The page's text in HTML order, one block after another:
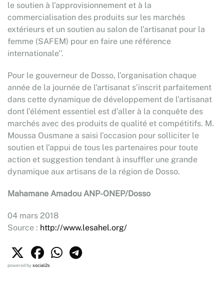
le soutien à l’approvisionnement et à la
commercialisation des produits sur les marchés
extérieurs et un soutien au salon de l’artisanat pour la
femme (SAFEM) pour en faire une référence
internationale’’.
Pour le gouverneur de Dosso, l’organisation chaque
année de la journée de l’artisanat s’inscrit parfaitement
dans cette dynamique de développement de l’artisanat
dont l’élément essentiel est d’aller à la conquête des
marchés avec des produits de qualité et compétitifs. M.
Moussa Ousmane a saisi l’occasion pour solliciter le
soutien et l’appui de tous les partenaires pour toute
action et suggestion tendant à insuffler une grande
dynamique aux artisans de la région de Dosso.
Mahamane Amadou ANP-ONEP/Dosso
04 mars 2018
Source : http://www.lesahel.org/
powered bysocial2s